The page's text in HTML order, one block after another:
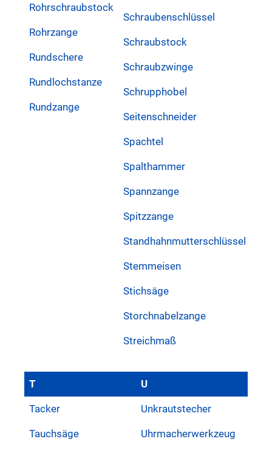
Rohrschraubstock
Rohrzange
Rundschere
Rundlochstanze
Rundzange
Schraubenschlüssel
Schraubstock
Schraubzwinge
Schrupphobel
Seitenschneider
Spachtel
Spalthammer
Spannzange
Spitzzange
Standhahnmutterschlüssel
Stemmeisen
Stichsäge
Storchnabelzange
Streichmaß
T
Tacker
Tauchsäge
U
Unkrautstecher
Uhrmacherwerkzeug